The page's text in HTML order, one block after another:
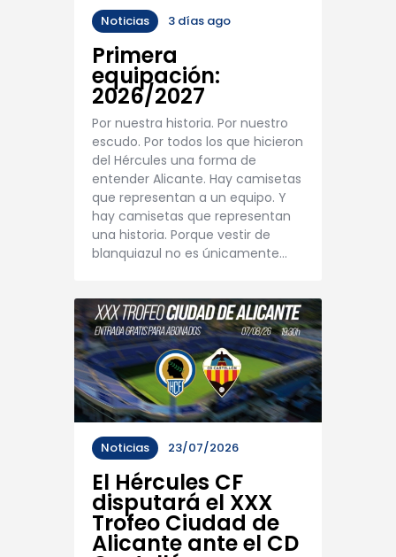
Noticias 3 días ago
Primera
equipación:
2026/2027
Por nuestra historia. Por nuestro
escudo. Por todos los que hicieron
del Hércules una forma de
entender Alicante. Hay camisetas
que representan a un equipo. Y
hay camisetas que representan
una historia. Porque vestir de
blanquiazul no es únicamente…
Noticias 23/07/2026
El Hércules CF
disputará el XXX
Trofeo Ciudad de
Alicante ante el CD